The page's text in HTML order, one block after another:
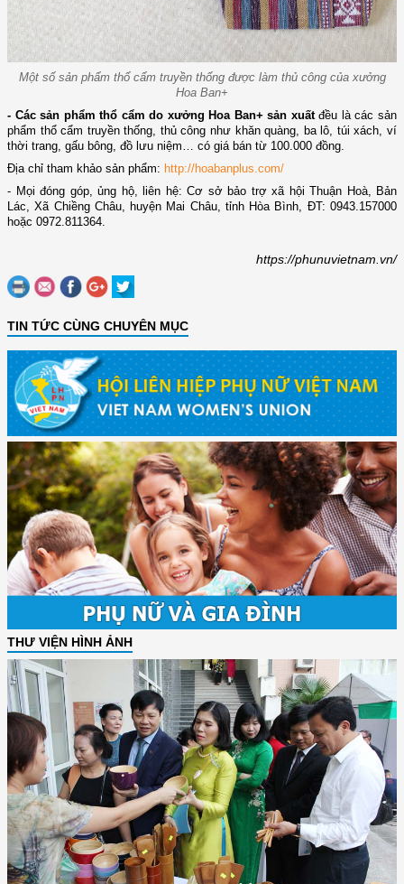
Một số sản phẩm thổ cẩm truyền thống được làm thủ công của xưởng
Hoa Ban+
- Các sản phẩm thổ cẩm do xưởng Hoa Ban+ sản xuấtđều là các sản
phẩm thổ cẩm truyền thống, thủ công như khăn quàng, ba lô, túi xách, ví
thời trang, gấu bông, đồ lưu niệm… có giá bán từ 100.000 đồng.
Địa chỉ tham khảo sản phẩm: http://hoabanplus.com/
- Mọi đóng góp, ủng hộ, liên hệ: Cơ sở bảo trợ xã hội Thuận Hoà, Bản
Lác, Xã Chiềng Châu, huyện Mai Châu, tỉnh Hòa Bình, ĐT: 0943.157000
hoặc 0972.811364.
https://phunuvietnam.vn/
TIN TỨC CÙNG CHUYÊN MỤC
THƯ VIỆN HÌNH ẢNH